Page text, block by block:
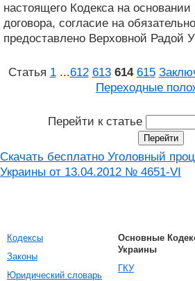
настоящего Кодекса на
договора, согласие на
предоставлено Верховной Радой
Статья 1 ...612 613 614 615
Переходные
Перейти к статье
Скачать бесплатно Уголовный
Украины от 13.04.2012 № 4651-VI
Кодексы
Законы
Юридический словарь
Основные
Украины
ГКУ